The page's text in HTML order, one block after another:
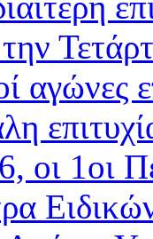
αγώνες
οι 1οι